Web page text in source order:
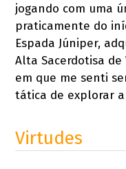
jogando com uma
praticamente do
Espada Júniper,
Alta Sacerdotisa
em que me senti
tática de explorar
Virtudes